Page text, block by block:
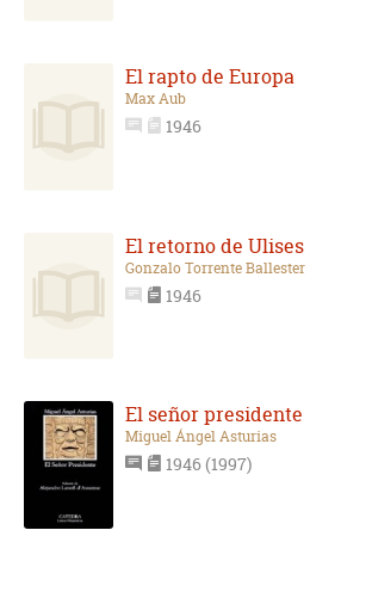
El rapto de Europa
Max Aub
1946
El retorno de Ulises
Gonzalo Torrente Ballester
1946
El señor presidente
Miguel Ángel Asturias
1946 (1997)